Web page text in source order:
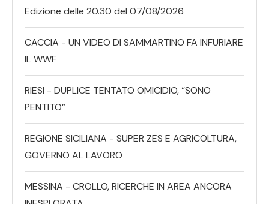
Edizione delle 20.30 del 07/08/2026
CACCIA - UN VIDEO DI SAMMARTINO FA INFURIARE
IL WWF
RIESI - DUPLICE TENTATO OMICIDIO, “SONO
PENTITO”
REGIONE SICILIANA - SUPER ZES E AGRICOLTURA,
GOVERNO AL LAVORO
MESSINA - CROLLO, RICERCHE IN AREA ANCORA